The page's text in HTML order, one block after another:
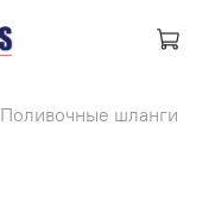
Поливочные шланги